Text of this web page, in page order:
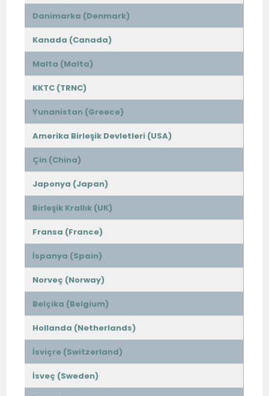
Danimarka (Denmark)
Kanada (Canada)
Malta (Malta)
KKTC (TRNC)
Yunanistan (Greece)
Amerika Birleşik Devletleri (USA)
Çin (China)
Japonya (Japan)
Birleşik Krallık (UK)
Fransa (France)
İspanya (Spain)
Norveç (Norway)
Belçika (Belgium)
Hollanda (Netherlands)
İsviçre (Switzerland)
İsveç (Sweden)